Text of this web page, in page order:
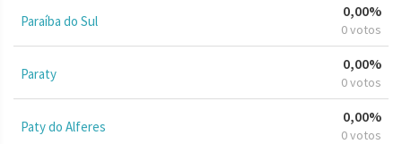
Paraíba do Sul
0,00%
0 votos
Paraty
0,00%
0 votos
Paty do Alferes
0,00%
0 votos